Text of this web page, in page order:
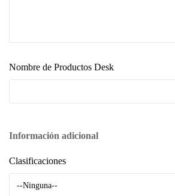
Nombre de Productos Desk
Información adicional
Clasificaciones
--Ninguna--